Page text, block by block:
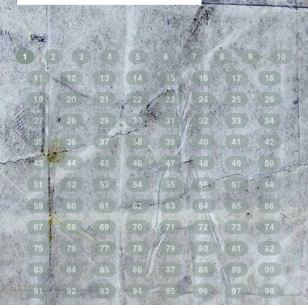
1 2 3 4 5 6 7 8 9
10
11
12 13 14 15 16 17
18
19
20 21 22 23 24 25
26
27
28 29 30 31 32 33
34
35
36 37 38 39 40 41
42
43
44 45 46 47 48 49
50
51
52 53 54 55 56 57
58
59
60 61 62 63 64 65
66
67
68 69 70 71 72 73
74
75
76 77 78 79 80 81
82
83
84 85 86 87 88 89
90
91
92 93 94 95 96 97
98